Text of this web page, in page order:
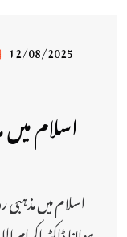
12/08/2025
اسلام
اسلام میں